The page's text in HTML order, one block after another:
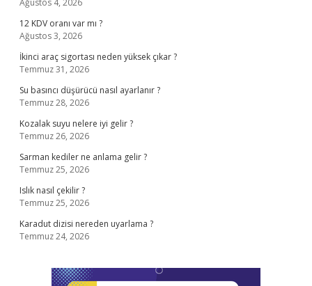
Ağustos 4, 2026
12 KDV oranı var mı ?
Ağustos 3, 2026
İkinci araç sigortası neden yüksek çıkar ?
Temmuz 31, 2026
Su basıncı düşürücü nasıl ayarlanır ?
Temmuz 28, 2026
Kozalak suyu nelere iyi gelir ?
Temmuz 26, 2026
Sarman kediler ne anlama gelir ?
Temmuz 25, 2026
Islık nasıl çekilir ?
Temmuz 25, 2026
Karadut dizisi nereden uyarlama ?
Temmuz 24, 2026